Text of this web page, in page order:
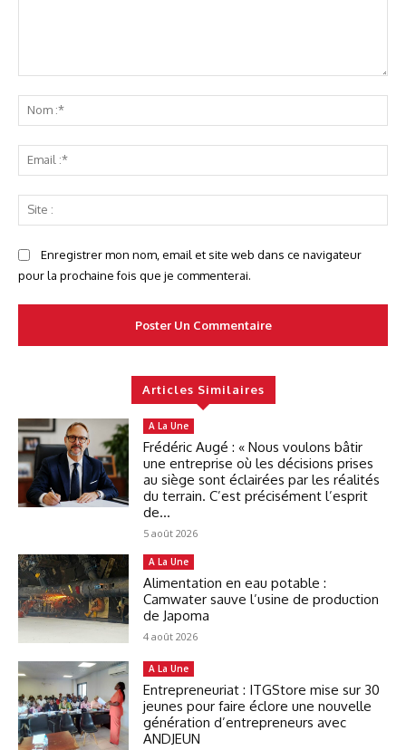
:*
:*
:
Enregistrer mon nom, email et site web dans ce navigateur
pour la prochaine fois que je commenterai.
Articles Similaires
A La Une
Frédéric Augé : « Nous voulons bâtir
une entreprise où les décisions prises
au siège sont éclairées par les réalités
du terrain. C’est précisément l’esprit
de...
5 août 2026
A La Une
Alimentation en eau potable :
Camwater sauve l’usine de production
de Japoma
4 août 2026
A La Une
Entrepreneuriat : ITGStore mise sur 30
jeunes pour faire éclore une nouvelle
génération d’entrepreneurs avec
ANDJEUN